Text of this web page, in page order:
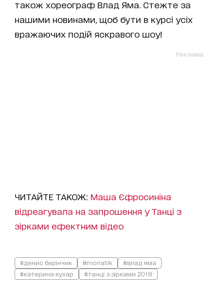
також хореограф Влад Яма. Стежте за
нашими новинами, щоб бути в курсі усіх
вражаючих подій яскравого шоу!
Реклама
ЧИТАЙТЕ ТАКОЖ: Маша Єфросиніна
відреагувала на запрошення у Танці з
зірками ефектним відео
#денис берінчик #monatik
#влад яма
#катерина кухар
#танці з зірками 2018